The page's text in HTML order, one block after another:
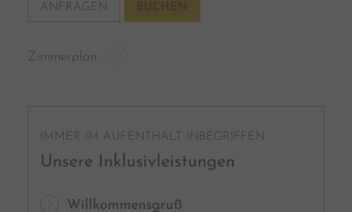
ANFRAGEN BUCHEN
Zimmerplan
IMMER IM AUFENTHALT INBEGRIFFEN
Unsere Inklusivleistungen
Willkommensgruß